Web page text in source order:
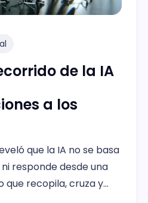
de la IA
a los
que la IA no se basa
responde desde una
que recopila, cruza y